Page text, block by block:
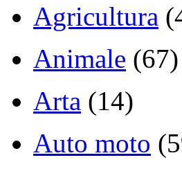
Agricultura
Animale (67)
Arta (14)
Auto moto